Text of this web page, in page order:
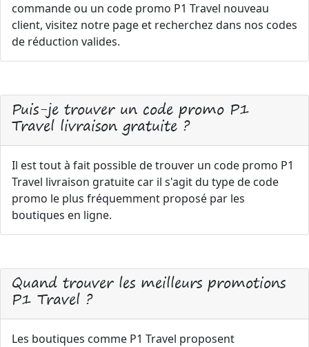
commande ou un code promo P1 Travel nouveau
client, visitez notre page et recherchez dans nos codes
de réduction valides.
Puis-je trouver un code promo P1
Travel livraison gratuite ?
Il est tout à fait possible de trouver un code promo P1
Travel livraison gratuite car il s'agit du type de code
promo le plus fréquemment proposé par les
boutiques en ligne.
Quand trouver les meilleurs promotions
P1 Travel ?
Les boutiques comme P1 Travel proposent